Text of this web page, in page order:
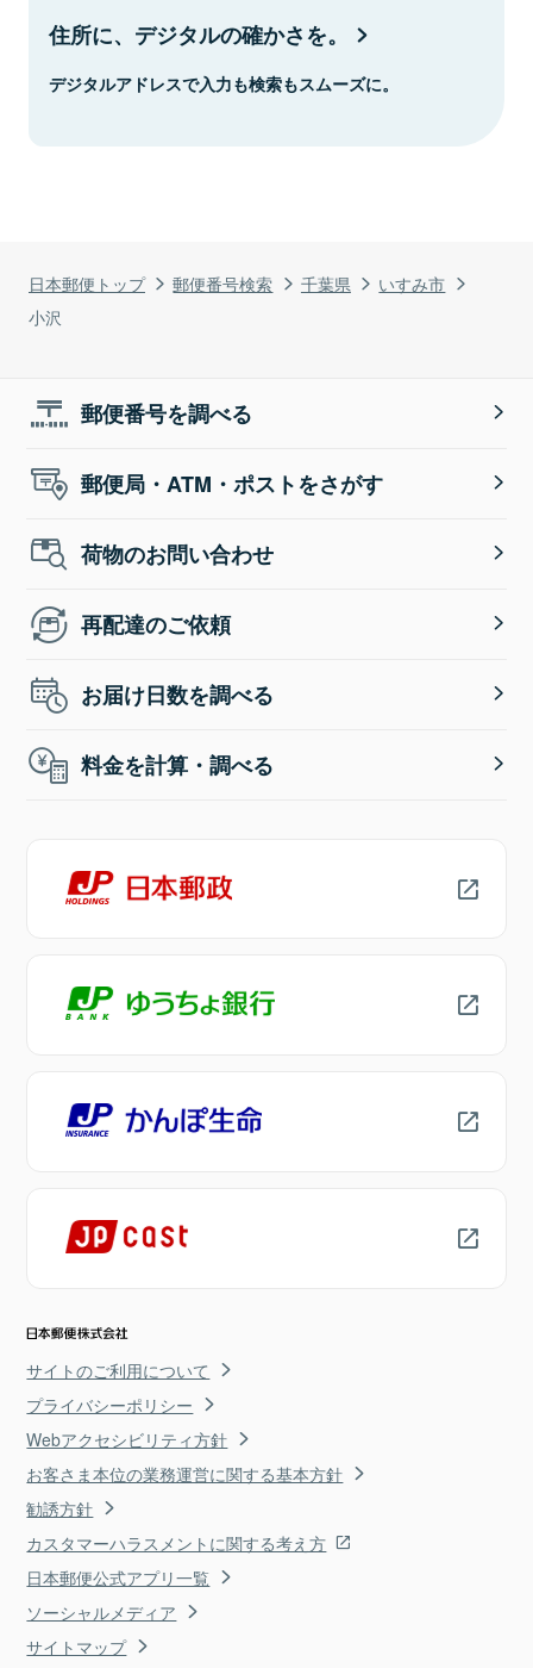
日本郵便トップ 郵便番号検索 千葉県
いすみ市
小沢
住所に、デジタルの確かさを。
デジタルアドレスで入力も検索もスムーズに。
郵便番号を調べる
郵便局・ATM・ポストをさがす
荷物のお問い合わせ
再配達のご依頼
お届け日数を調べる
料金を計算・調べる
サイトのご利用について
プライバシーポリシー
Webアクセシビリティ方針
お客さま本位の業務運営に関する基本方針
勧誘方針
カスタマーハラスメントに関する考え方
日本郵便公式アプリ一覧
ソーシャルメディア
サイトマップ